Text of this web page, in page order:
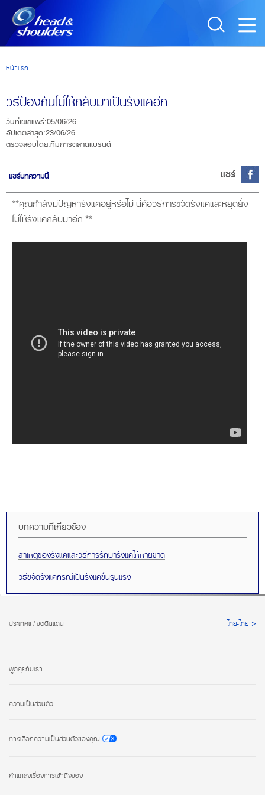
Skip to main content
หน้าแรก
วิธีป้องกันไม่ให้กลับมาเป็นรังแคอีก
วันที่เผยแพร่:05/06/26
อัปเดตล่าสุด:23/06/26
ตรวจสอบโดย:ทีมการตลาดแบรนด์
แชร์บทความนี้ แชร์
**คุณกำลังมีปัญหารังแคอยู่หรือไม่ นี่คือวิธีการขจัดรังแคและหยุดยั้ง
ไม่ให้รังแคกลับมาอีก **
บทความที่เกี่ยวข้อง
สาเหตุของรังแคและวิธีการรักษารังแคให้หายขาด
วิธีขจัดรังแคกรณีเป็นรังแคขั้นรุนแรง
ประเทศแ / ขตดินแดน ไทย-ไทย
พูดคุยกับเรา
ความเป็นส่วนตัว
ทางเลือกความเป็นส่วนตัวของคุณ
คำแถลงเรื่องการเข้าถึงของ